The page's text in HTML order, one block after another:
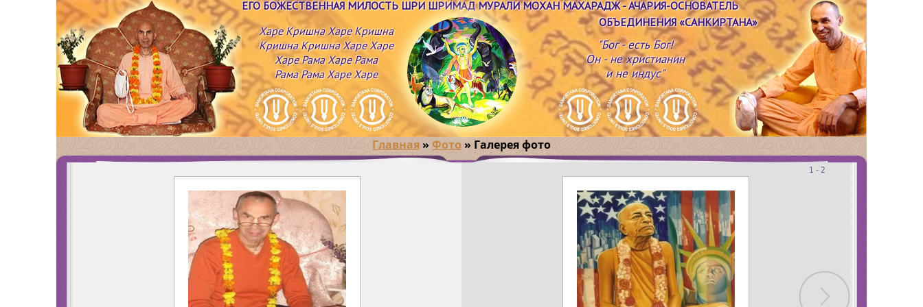
ЕГО БОЖЕСТВЕННАЯ МИЛОСТЬ ШРИ ШРИМАД МУРАЛИ МОХАН МАХАРАДЖ- АЧАРИЯ-ОСНОВАТЕЛЬ
ОБЪЕДИНЕНИЯ «САНКИРТАНА»
Харе Кришна Харе Кришна
Кришна Кришна Харе Харе
Харе Рама Харе Рама
Рама Рама Харе Харе
"Бог - есть Бог!
Он - не христианин
и не индус"
Главная »Фото » Галерея фото
1 - 2
11-12